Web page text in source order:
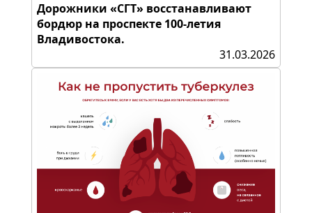
Дорожники «СГТ» восстанавливают
бордюр на проспекте 100-летия
Владивостока.
31.03.2026